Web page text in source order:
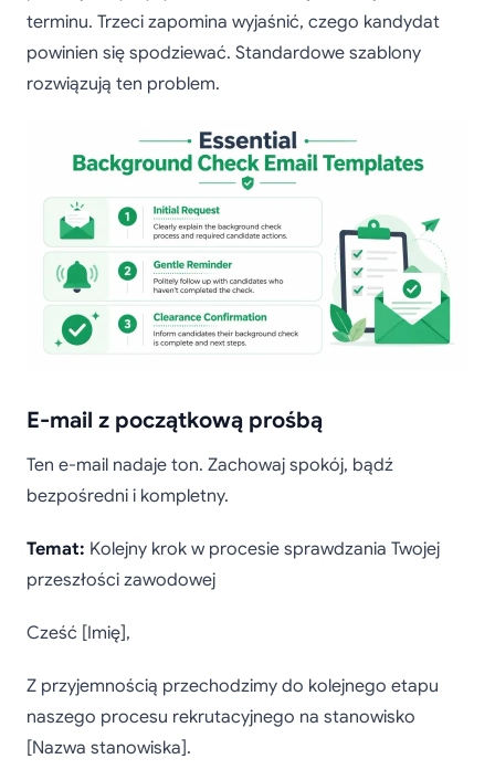
terminu. Trzeci zapomina wyjaśnić, czego kandydat
powinien się spodziewać. Standardowe szablony
rozwiązują ten problem.
E-mail z początkową prośbą
Ten e-mail nadaje ton. Zachowaj spokój, bądź
bezpośredni i kompletny.
Temat: Kolejny krok w procesie sprawdzania Twojej
przeszłości zawodowej
Cześć [Imię],
Z przyjemnością przechodzimy do kolejnego etapu
naszego procesu rekrutacyjnego na stanowisko
[Nazwa stanowiska].